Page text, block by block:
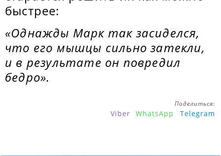
быстрее:
«Однажды Марк так засиделся,
что его мышцы сильно затекли,
и в результате он повредил
бедро».
Поделиться:
Viber WhatsApp Telegram